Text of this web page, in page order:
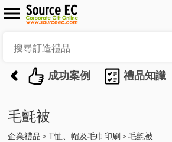
成功案例 禮品知識
毛氈被
企業禮品 > T恤、帽及毛巾印刷 > 毛氈被